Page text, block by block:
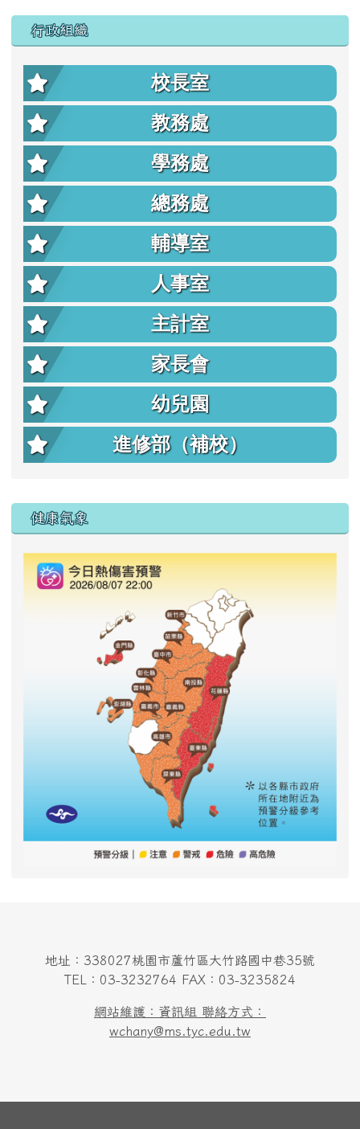
行政組織
校長室
教務處
學務處
總務處
輔導室
人事室
主計室
家長會
幼兒園
進修部（補校）
右邊區域內容
健康氣象
地址：338027桃園市蘆竹區大竹路國中巷35號
TEL：03-3232764 FAX：03-3235824
網站維護：資訊組 聯絡方式：
wchany@ms.tyc.edu.tw